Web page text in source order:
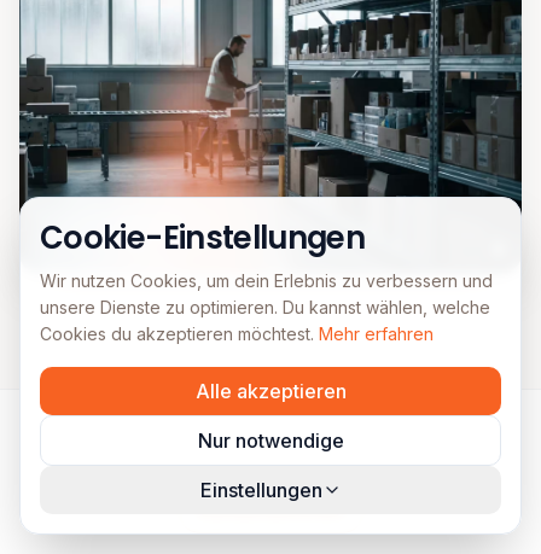
Cookie-Einstellungen
Wir nutzen Cookies, um dein Erlebnis zu verbessern und
unsere Dienste zu optimieren. Du kannst wählen, welche
Cookies du akzeptieren möchtest. Mehr erfahren
Alle akzeptieren
Nur notwendige
Einstellungen